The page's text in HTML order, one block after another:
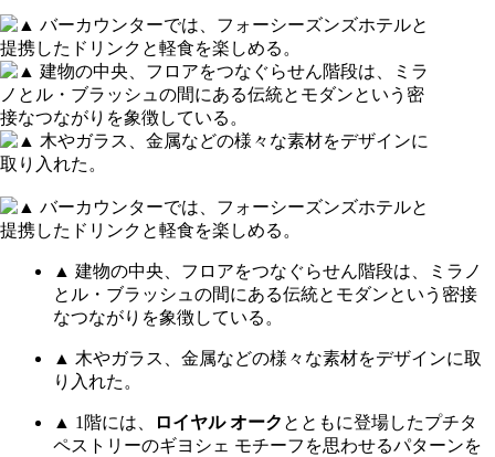
▲ 建物の中央、フロアをつなぐらせん階段は、ミラノ
とル・ブラッシュの間にある伝統とモダンという密接
なつながりを象徴している。
▲ 木やガラス、金属などの様々な素材をデザインに取
り入れた。
▲ 1階には、 ロイヤル オーク とともに登場したプチタ
ペストリーのギヨシェ モチーフを思わせるパターンを